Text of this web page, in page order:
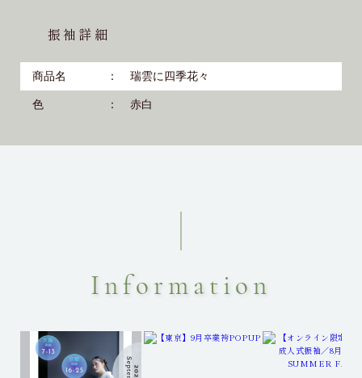
振袖詳細
商品名 瑞雲に四季花々
色 赤白
Information